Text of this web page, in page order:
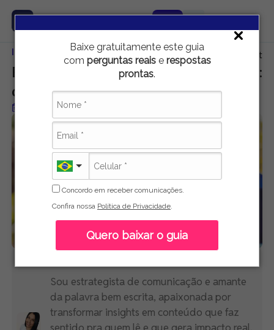
Baixe gratuitamente este guia
com perguntas reaise respostas
prontas.
Concordo em receber comunicações.
Confira nossa Política de Privacidade.
Quero baixar o guia
Início Carreira e Emprego Bacharelado, Tecnólogo ou
Bacharelado, Tecnólogo ou Licenciatura:
qual tipo de graduação escolher?
Publicado em 20 de maio de 2025
Ana Lencioni
Sou estrategista de comunicação e amante
da palavra bem escrita, apaixonada por
transformar insights em conteúdo que faz